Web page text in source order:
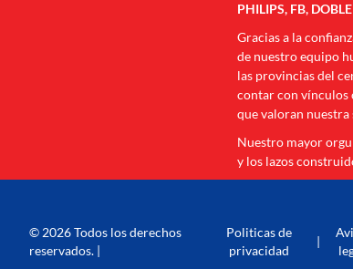
PHILIPS, FB,
Gracias a la
de nuestro equipo
las provincias del
contar con vínculos
que valoran
Nuestro mayor
y los lazos
© 2026 Todos los derechos
reservados. |
Politicas de
privacidad
|